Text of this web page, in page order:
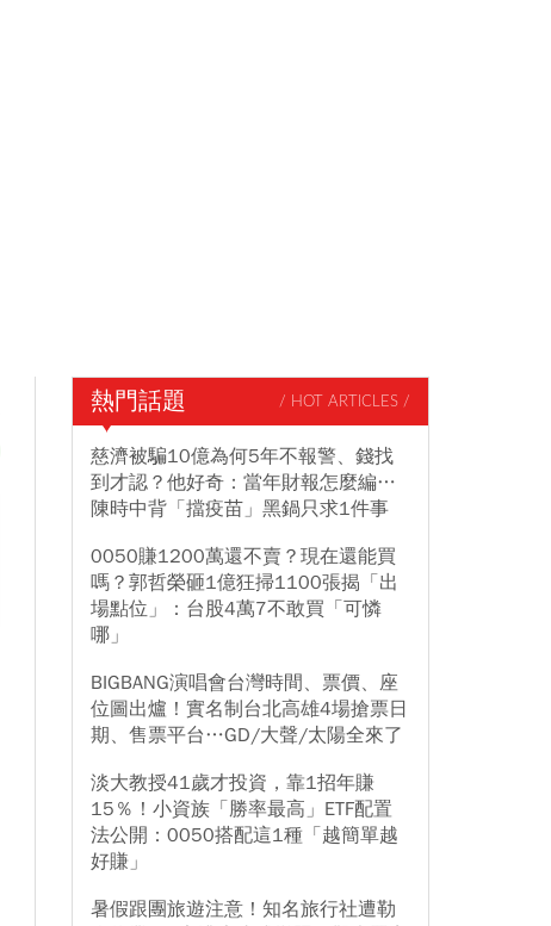
熱門話題 / HOT ARTICLES /
慈濟被騙10億為何5年不報警、錢找
到才認？他好奇：當年財報怎麼編…
陳時中背「擋疫苗」黑鍋只求1件事
0050賺1200萬還不賣？現在還能買
嗎？郭哲榮砸1億狂掃1100張揭「出
場點位」：台股4萬7不敢買「可憐
哪」
BIGBANG演唱會台灣時間、票價、座
位圖出爐！實名制台北高雄4場搶票日
期、售票平台…GD/大聲/太陽全來了
淡大教授41歲才投資，靠1招年賺
15％！小資族「勝率最高」ETF配置
法公開：0050搭配這1種「越簡單越
好賺」
暑假跟團旅遊注意！知名旅行社遭勒